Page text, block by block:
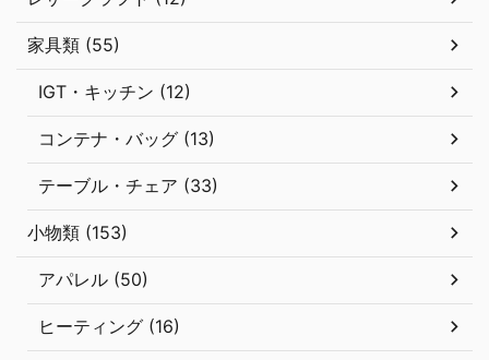
家具類 (55)
IGT・キッチン (12)
コンテナ・バッグ (13)
テーブル・チェア (33)
小物類 (153)
アパレル (50)
ヒーティング (16)